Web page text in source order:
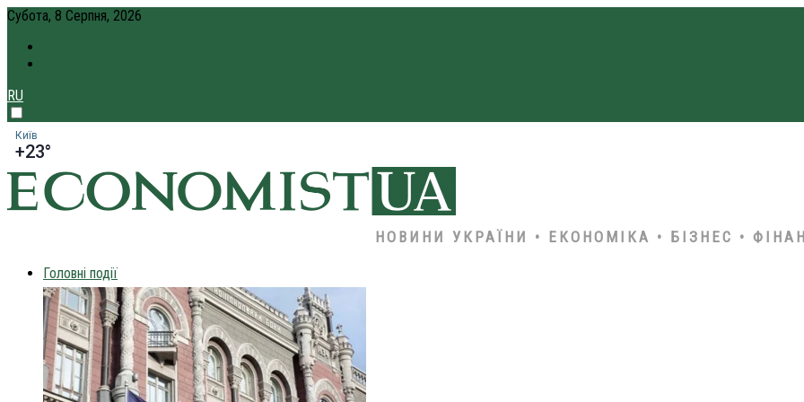
Субота, 8 Серпня, 2026
RU
Київ
+23°
НОВИНИ УКРАЇНИ • ЕКОНОМІКА • БІЗНЕС •
Головні події